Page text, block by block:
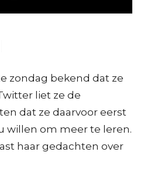
zondag bekend dat ze
liet ze de
dat ze daarvoor eerst
willen om meer te leren.
haar gedachten over